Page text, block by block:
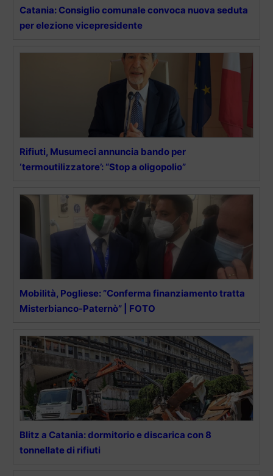
Catania: Consiglio comunale convoca nuova seduta
per elezione vicepresidente
Rifiuti, Musumeci annuncia bando per
‘termoutilizzatore’: “Stop a oligopolio”
Mobilità, Pogliese: ”Conferma finanziamento tratta
Misterbianco-Paternò” | FOTO
Blitz a Catania: dormitorio e discarica con 8
tonnellate di rifiuti